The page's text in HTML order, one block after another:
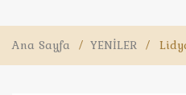
Ana Sayfa / YENİLER /